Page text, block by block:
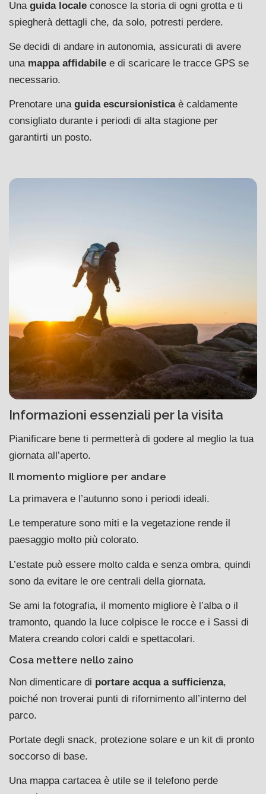
Una guida locale conosce la storia di ogni grotta e ti
spiegherà dettagli che, da solo, potresti perdere.
Se decidi di andare in autonomia, assicurati di avere
una mappa affidabile e di scaricare le tracce GPS se
necessario.
Prenotare una guida escursionisticaè caldamente
consigliato durante i periodi di alta stagione per
garantirti un posto.
Informazioni essenziali per la visita
Pianificare bene ti permetterà di godere al meglio la tua
giornata all’aperto.
Il momento migliore per andare
La primavera e l’autunno sono i periodi ideali.
Le temperature sono miti e la vegetazione rende il
paesaggio molto più colorato.
L’estate può essere molto calda e senza ombra, quindi
sono da evitare le ore centrali della giornata.
Se ami la fotografia, il momento migliore è l’alba o il
tramonto, quando la luce colpisce le rocce e i Sassi di
Matera creando colori caldi e spettacolari.
Cosa mettere nello zaino
Non dimenticare di portare acqua a sufficienza,
poiché non troverai punti di rifornimento all’interno del
parco.
Portate degli snack, protezione solare e un kit di pronto
soccorso di base.
Una mappa cartacea è utile se il telefono perde